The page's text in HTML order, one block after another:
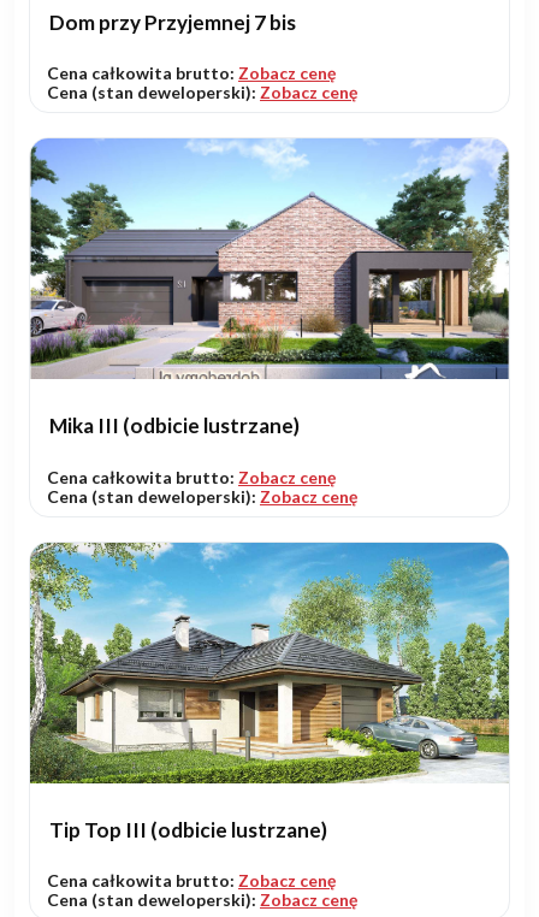
Dom przy Przyjemnej 7 bis
Cena całkowita brutto: Zobacz cenę
Cena (stan deweloperski): Zobacz cenę
Mika III (odbicie lustrzane)
Cena całkowita brutto: Zobacz cenę
Cena (stan deweloperski): Zobacz cenę
Tip Top III (odbicie lustrzane)
Cena całkowita brutto: Zobacz cenę
Cena (stan deweloperski): Zobacz cenę